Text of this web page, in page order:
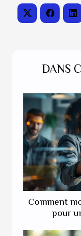
DANS
Comment
pour